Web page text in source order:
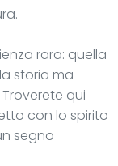
rara: quella
storia ma
qui
con lo spirito
segno